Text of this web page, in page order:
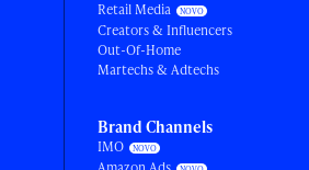
Retail Media
Creators & Influencers
Out-Of-Home
Martechs & Adtechs
Brand Channels
IMO